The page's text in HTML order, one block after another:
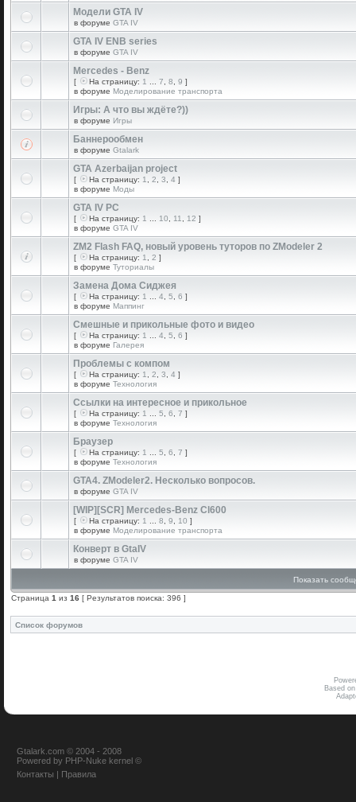
Модели GTA IV
в форуме GTA IV
GTA IV ENB series
в форуме GTA IV
Mercedes - Benz
[ На страницу: 1 7 8 9 ]
в форуме Моделирование транспорта
Игры: А что вы ждёте?))
в форуме Игры
Баннерообмен
в форуме Gtalark
GTA Azerbaijan project
[ На страницу: 1 2 3 4 ]
в форуме Моды
GTA IV PC
[ На страницу: 1 10 11 12 ]
в форуме GTA IV
ZM2 Flash FAQ, новый уровень туторов по ZModeler 2
[ На страницу: 1 2 ]
в форуме Туториалы
Замена Дома Сиджея
[ На страницу: 1 4 5 6 ]
в форуме Маппинг
Смешные и прикольные фото и видео
[ На страницу: 1 4 5 6 ]
в форуме Галерея
Проблемы с компом
[ На страницу: 1 2 3 4 ]
в форуме Технология
Ссылки на интересное и прикольное
[ На страницу: 1 5 6 7 ]
в форуме Технология
Браузер
[ На страницу: 1 5 6 7 ]
в форуме Технология
GTA4. ZModeler2. Несколько вопросов.
в форуме GTA IV
[WIP][SCR] Mercedes-Benz Cl600
[ На страницу: 1 8 9 10 ]
в форуме Моделирование транспорта
Конверт в GtaIV
в форуме GTA IV
Показать
Страница 1 из 16 [ Результатов поиска: 396 ]
Список форумов
Based
Gtalark.com © 2004 - 2008
Powered by PHP-Nuke kernel ©
Контакты | Правила